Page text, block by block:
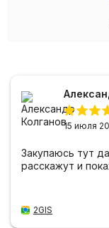
15 июля
Закупаюсь тут
расскажут и
2GIS